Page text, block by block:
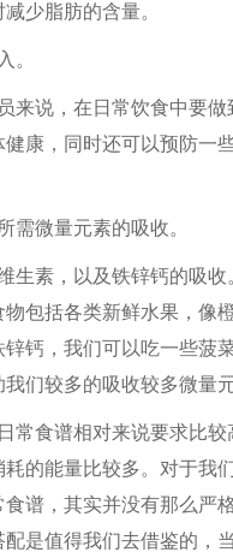
少脂肪的含量。
。
来说，在日常饮食中要
康，同时还可以预防一
需微量元素的吸收。
生素，以及铁锌钙的吸收
包括各类新鲜水果，像
钙，我们可以吃一些菠
们较多的吸收较多微量元
常食谱相对来说要求比较
的能量比较多。对于我
谱，其实并没有那么严
配是值得我们去借鉴的，